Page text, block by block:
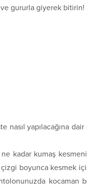
ve gururla giyerek bitirin!
nasıl yapılacağına dair
kadar kumaş
boyunca kesmek
kocaman